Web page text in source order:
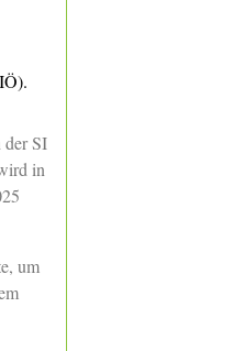
der SI
in
um